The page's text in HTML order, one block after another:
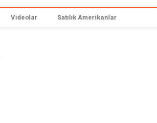
Videolar Satılık Amerikanlar